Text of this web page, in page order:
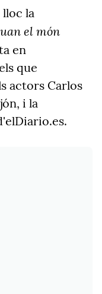
lloc la
el món
en
que
actors Carlos
i la